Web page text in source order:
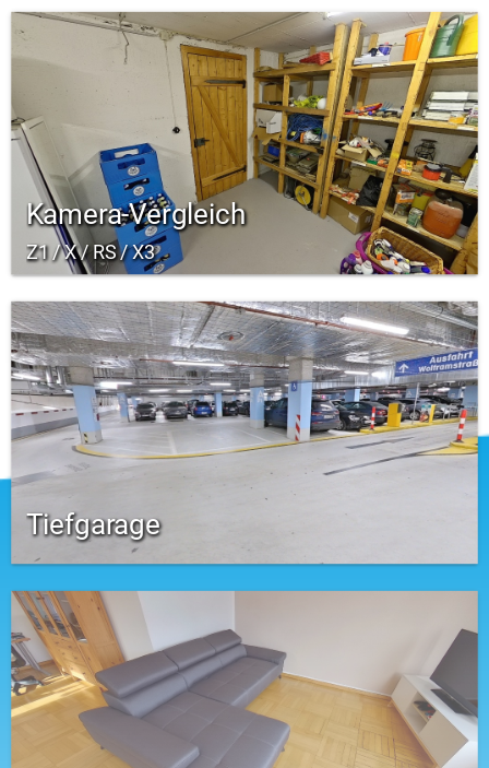
Kamera-Vergleich
Z1 / X / RS / X3
Tiefgarage